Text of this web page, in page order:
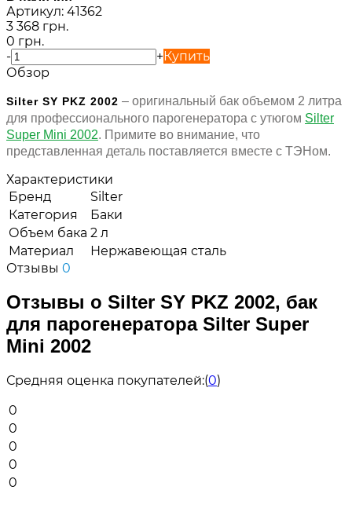
Артикул: 41362
3 368 грн.
0 грн.
-
+Купить
Обзор
Silter SY PKZ 2002 – оригинальный бак объемом 2 литра
для профессионального парогенератора с утюгом Silter
Super Mini 2002. Примите во внимание, что
представленная деталь поставляется вместе с ТЭНом.
Характеристики
Бренд
Silter
Категория
Баки
Объем бака 2 л
Материал
Нержавеющая сталь
Отзывы 0
Отзывы о Silter SY PKZ 2002, бак
для парогенератора Silter Super
Mini 2002
Средняя оценка покупателей:(0)
0
0
0
0
0